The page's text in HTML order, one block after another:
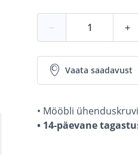
− +
Vaata saadavust
• Mööbli
• 14-päevane